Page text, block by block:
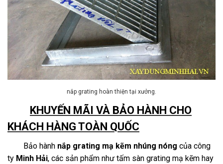
nắp grating hoàn thiện tại xưởng.
KHUYẾN MÃI VÀ BẢO HÀNH CHO
KHÁCH HÀNG TOÀN QUỐC
Bảo hành nắp grating mạ kẽm nhúng nóng của công
ty Minh Hải, các sản phẩm như tấm sàn grating mạ kẽm hay